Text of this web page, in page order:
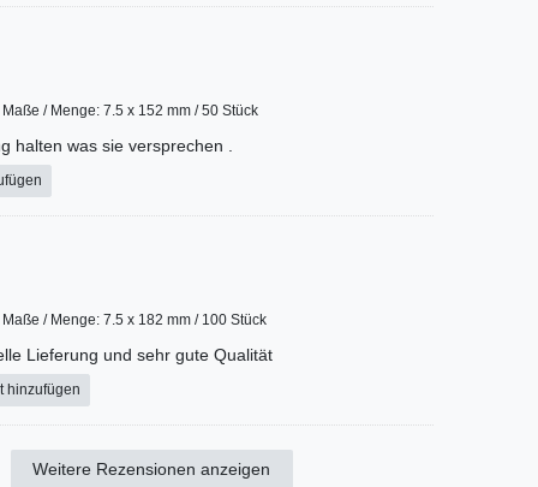
Maße / Menge: 7.5 x 152 mm / 50 Stück
halten was sie versprechen .
Maße / Menge: 7.5 x 182 mm / 100 Stück
Lieferung und sehr gute Qualität
hinzufügen
Weitere Rezensionen anzeigen